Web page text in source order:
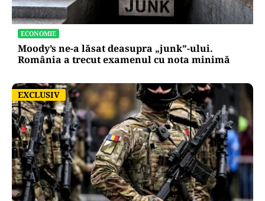
ECONOMIE
Moody’s ne-a lăsat deasupra „junk”-ului.
România a trecut examenul cu nota minimă
EXCLUSIV
EXCLUSIV